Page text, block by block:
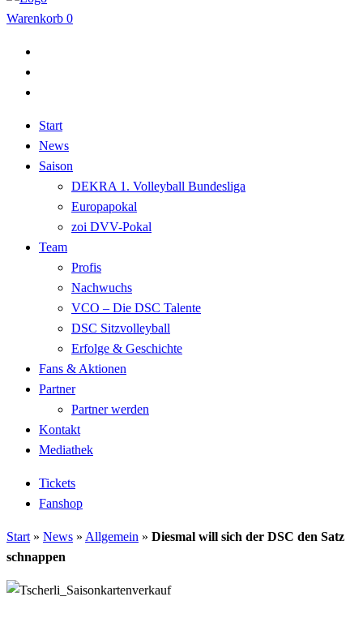
Warenkorb 0
Start
News
Saison
DEKRA 1. Volleyball Bundesliga
Europapokal
zoi DVV-Pokal
Team
Profis
Nachwuchs
VCO – Die DSC Talente
DSC Sitzvolleyball
Erfolge & Geschichte
Fans & Aktionen
Partner
Partner werden
Kontakt
Mediathek
Tickets
Fanshop
Start » News » Allgemein » Diesmal will sich der DSC den Satz
schnappen